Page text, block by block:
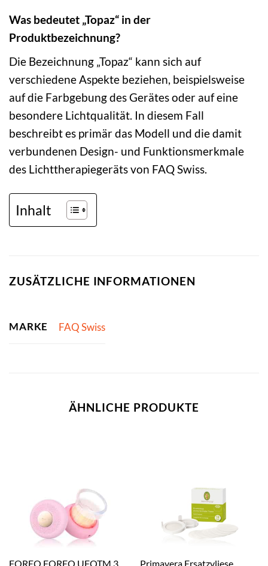
Was bedeutet „Topaz“ in der
Produktbezeichnung?
Die Bezeichnung „Topaz“ kann sich auf
verschiedene Aspekte beziehen, beispielsweise
auf die Farbgebung des Gerätes oder auf eine
besondere Lichtqualität. In diesem Fall
beschreibt es primär das Modell und die damit
verbundenen Design- und Funktionsmerkmale
des Lichttherapiegeräts von FAQ Swiss.
Inhalt
ZUSÄTZLICHE INFORMATIONEN
MARKE FAQ Swiss
ÄHNLICHE PRODUKTE
FOREO FOREO UFOTM 3 Primavera Ersatzvliese